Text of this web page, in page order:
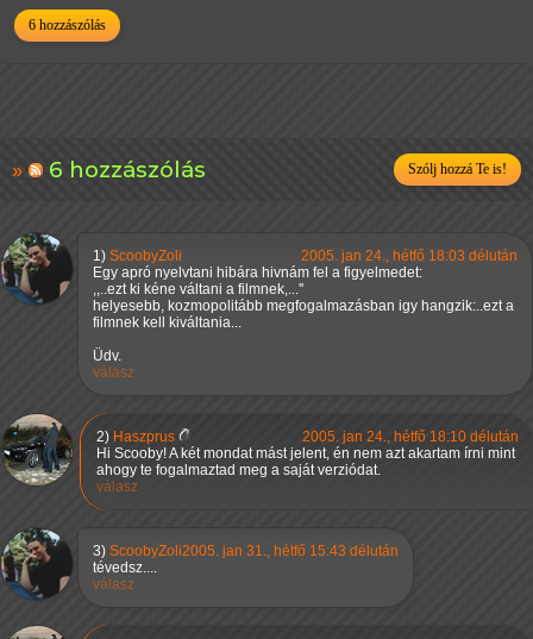
6 hozzászólás
6 hozzászólás Szólj hozzá Te is!
1) ScoobyZoli
2005. jan 24., hétfő 18:03 délután
Egy apró nyelvtani hibára hivnám fel a figyelmedet:
,,..ezt ki kéne váltani a filmnek,...''
helyesebb, kozmopolitább megfogalmazásban igy hangzik:..ezt a
filmnek kell kiváltania...
Üdv.
válasz
2) Haszprus
2005. jan 24., hétfő 18:10 délután
Hi Scooby! A két mondat mást jelent, én nem azt akartam írni mint
ahogy te fogalmaztad meg a saját verziódat.
válasz
3) ScoobyZoli2005. jan 31., hétfő 15:43 délután
tévedsz....
válasz